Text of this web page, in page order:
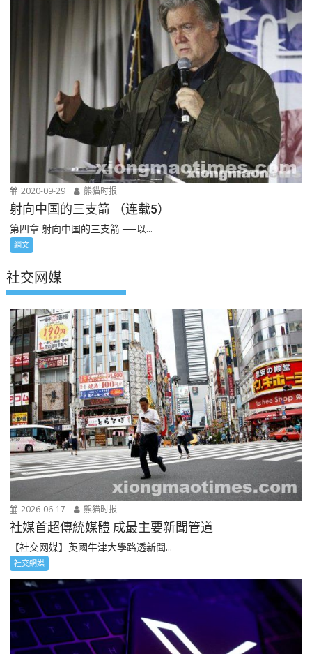
2020-09-29 熊猫时报
射向中国的三支箭 （连载5）
第四章 射向中国的三支箭 ──以...
網文
社交网媒
2026-06-17 熊猫时报
社媒首超傳統媒體 成最主要新聞管道
【社交网媒】英國牛津大學路透新聞...
社交網媒